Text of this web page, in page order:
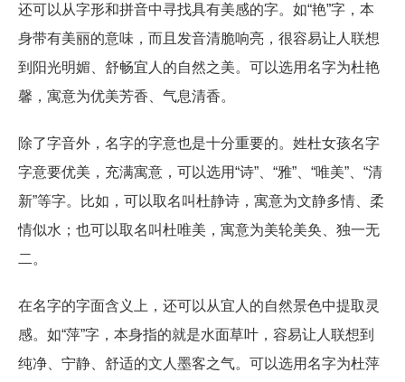
还可以从字形和拼音中寻找具有美感的字。如“艳”字，本
身带有美丽的意味，而且发音清脆响亮，很容易让人联想
到阳光明媚、舒畅宜人的自然之美。可以选用名字为杜艳
馨，寓意为优美芳香、气息清香。
除了字音外，名字的字意也是十分重要的。姓杜女孩名字
字意要优美，充满寓意，可以选用“诗”、“雅”、“唯美”、“清
新”等字。比如，可以取名叫杜静诗，寓意为文静多情、柔
情似水；也可以取名叫杜唯美，寓意为美轮美奂、独一无
二。
在名字的字面含义上，还可以从宜人的自然景色中提取灵
感。如“萍”字，本身指的就是水面草叶，容易让人联想到
纯净、宁静、舒适的文人墨客之气。可以选用名字为杜萍